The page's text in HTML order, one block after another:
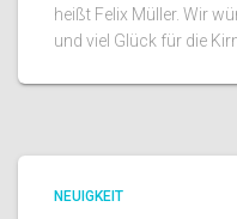
heißt Felix Müller. Wir
und viel Glück für die
NEUIGKEIT